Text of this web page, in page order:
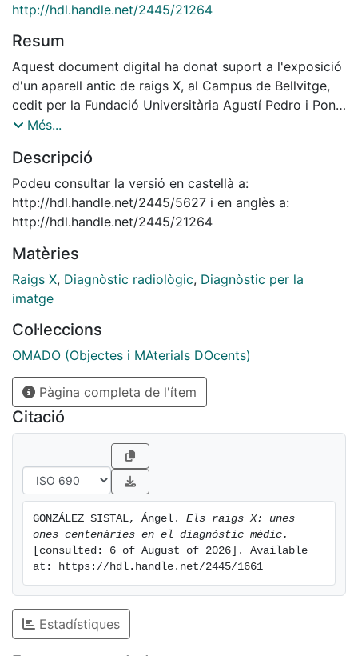
http://hdl.handle.net/2445/21264
Resum
Aquest document digital ha donat suport a l'exposició
d'un aparell antic de raigs X, al Campus de Bellvitge,
cedit per la Fundació Universitària Agustí Pedro i Pons
UB. Aquest aparell data dels anys 20 del segle passat.
Més...
Descripció
Podeu consultar la versió en castellà a:
http://hdl.handle.net/2445/5627 i en anglès a:
http://hdl.handle.net/2445/21264
Matèries
Raigs X, Diagnòstic radiològic, Diagnòstic per la
imatge
Col·leccions
OMADO (Objectes i MAterials DOcents)
Pàgina completa de l'ítem
Citació
GONZÁLEZ SISTAL, Ángel. Els raigs X: unes
ones centenàries en el diagnòstic mèdic.
[consulted: 6 of August of 2026]. Available
at: https://hdl.handle.net/2445/1661
Estadístiques